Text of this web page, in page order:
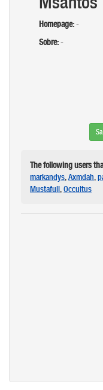
Homepage:-
Sobre:-
The following users
markandys,Axmdah,
Mustafull,Occultus